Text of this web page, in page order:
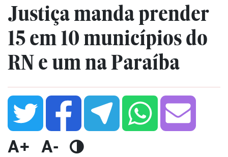
Justiça manda prender
15 em 10 municípios do
RN e um na Paraíba
A+ A-